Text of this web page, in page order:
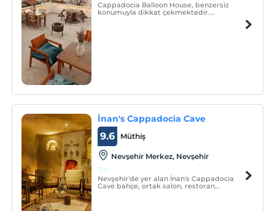
Cappadocia Balloon House, benzersiz
konumuyla dikkat çekmektedir.
İnan's Cappadocia Cave
Müthiş
9.6
Nevşehir Merkez, Nevşehir
Nevşehir'de yer alan İnan's Cappadocia
Cave bahçe, ortak salon, restoran